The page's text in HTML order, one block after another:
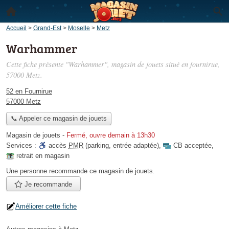
Accueil > Grand-Est> Moselle > Metz
Warhammer
Cette fiche présente "Warhammer", magasin de jouets situé en fournirue,
57000 Metz.
52 en Fournirue
57000 Metz
📞 Appeler ce magasin de jouets
Magasin de jouets - Fermé, ouvre demain à 13h30
Services :
accès PMR (parking, entrée adaptée), CB acceptée,
retrait en magasin
Une personne recommande ce magasin de jouets.
Je recommande
Améliorer cette fiche